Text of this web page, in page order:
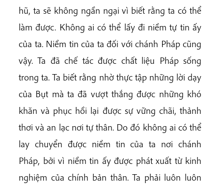
hũ, ta sẽ không ngần ngại vì biết rằng ta có thể
làm được. Không ai có thể lấy đi niềm tự tin ấy
của ta. Niềm tin của ta đối với chánh Pháp cũng
vậy. Ta đã chế tác được chất liệu Pháp sống
trong ta. Ta biết rằng nhờ thực tập những lời dạy
của Bụt mà ta đã vượt thắng được những khó
khăn và phục hồi lại được sự vững chãi, thảnh
thơi và an lạc nơi tự thân. Do đó không ai có thể
lay chuyển được niềm tin của ta nơi chánh
Pháp, bởi vì niềm tin ấy được phát xuất từ kinh
nghiệm của chính bản thân. Ta phải luôn luôn